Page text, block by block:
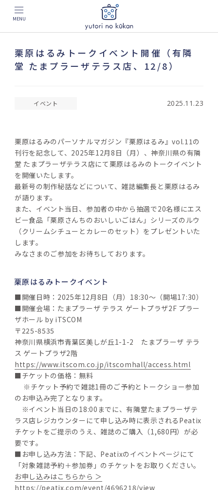
MENU
栗原はるみトークイベント開催（有隣
堂 たまプラーザテラス店、12/8）
イベント 2025.11.23
栗原はるみのパーソナルマガジン『栗原はるみ』vol.11の
刊行を記念して、2025年12月8日（月）、神奈川県の有隣
堂 たまプラーザテラス店にて栗原はるみのトークイベント
を開催いたします。
最新号の制作秘話などについて、雑誌編集長と栗原はるみ
が語ります。
また、イベント当日、参加者の中から抽選で20名様にエス
ビー食品「栗原さんちのおいしいごはん」シリーズのルウ
（クリームシチューとカレーのセット）をプレゼントいた
します。
みなさまのご参加をお待ちしております。
栗原はるみトークイベント
■開催日時：2025年12月8日（月）18:30～（開場17:30）
■開催会場：たまプラーザ テラス ゲートプラザ2F プラー
ザホール by iTSCOM
〒225-8535
神奈川県横浜市青葉区美しが丘1-1-2　たまプラーザ テラ
ス ゲートプラザ2階
https://www.itscom.co.jp/itscomhall/access.html
■チケットの価格：無料
※チケット予約で雑誌1冊のご予約とトークショー参加
のお申込み完了となります。
※イベント当日の18:00までに、有隣堂たまプラーザテ
ラス店レジカウンターにて申し込み時に表示されるPeatix
チケットをご提示のうえ、雑誌のご購入（1,680円）が必
要です。
■お申し込み方法：下記、Peatixのイベントページにて
「対象雑誌予約＋参加券」のチケットをお取りください。
お申し込みはこちらから ＞
https://peatix.com/event/4696218/view